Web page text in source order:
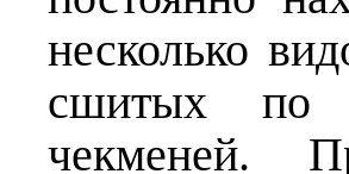
несколько
сшитых по
чекменей.